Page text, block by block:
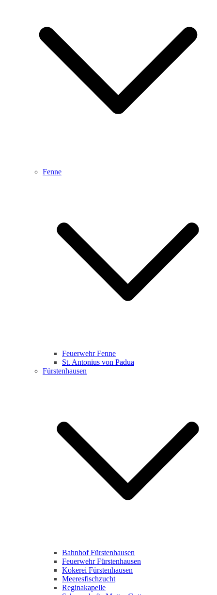
Fenne
Feuerwehr Fenne
St. Antonius von Padua
Fürstenhausen
Bahnhof Fürstenhausen
Feuerwehr Fürstenhausen
Kokerei Fürstenhausen
Meeresfischzucht
Reginakapelle